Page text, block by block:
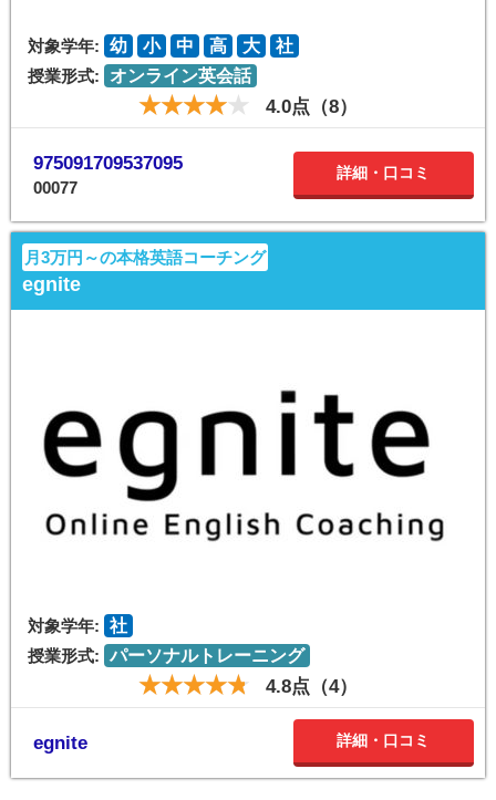
対象学年: 幼 小 中 高 大
社
授業形式:
オンライン英会話
4.0点（8）
975091709537095
00077
詳細・口コミ
月3万円～の本格英語コーチング
egnite
対象学年: 社
授業形式: パーソナルトレーニング
4.8点（4）
egnite 詳細・口コミ